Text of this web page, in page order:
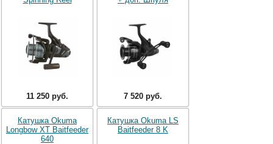
11 250 руб. 7 520 руб.
Катушка Okuma
Longbow XT Baitfeeder
640
Катушка Okuma LS
Baitfeeder 8 K